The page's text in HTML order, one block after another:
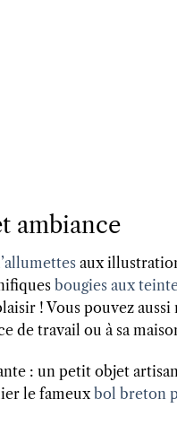
ambiance
aux
bougies aux
! Vous pouvez aussi
de travail ou à sa
: un petit objet
le fameuxbol breton